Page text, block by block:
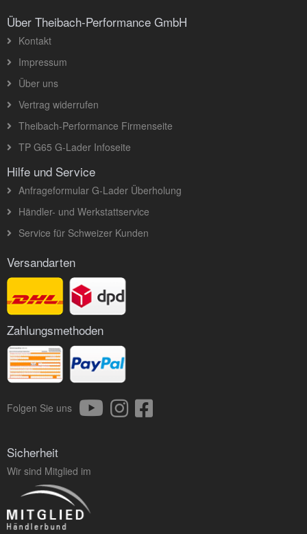
Über Theibach-Performance GmbH
Kontakt
Impressum
Über uns
Vertrag widerrufen
Theibach-Performance Firmenseite
TP G65 G-Lader Infoseite
Hilfe und Service
Anfrageformular G-Lader Überholung
Händler- und Werkstattservice
Service für Schweizer Kunden
Versandarten
Zahlungsmethoden
Folgen Sie uns
Sicherheit
Wir sind Mitglied im